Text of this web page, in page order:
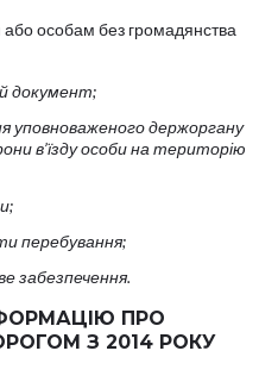
особам без громадянства
документ;
уповноваженого держоргану
в’їзду особи на територію
перебування;
забезпечення.
ПРО
З 2014 РОКУ